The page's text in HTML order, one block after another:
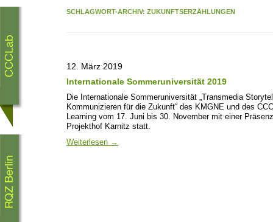
SCHLAGWORT-ARCHIV: ZUKUNFTSERZÄHLUNGEN
12. März 2019
Internationale Sommeruniversität 2019
Die Internationale Sommeruniversität „Transmedia
Kommunizieren für die Zukunft“ des KMGNE und des
Learning vom 17. Juni bis 30. November mit einer
Projekthof Karnitz statt.
Weiterlesen →